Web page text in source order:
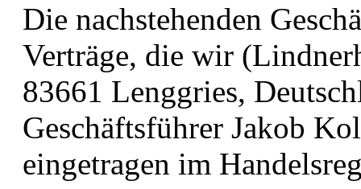
Die nachstehenden
Verträge, die wir
83661 Lenggries,
Geschäftsführer Jakob
eingetragen im